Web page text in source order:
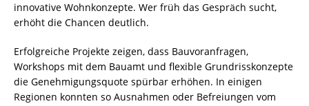
innovative Wohnkonzepte. Wer früh das Gespräch sucht,
erhöht die Chancen deutlich.
Erfolgreiche Projekte zeigen, dass Bauvoranfragen,
Workshops mit dem Bauamt und flexible Grundrisskonzepte
die Genehmigungsquote spürbar erhöhen. In einigen
Regionen konnten so Ausnahmen oder Befreiungen vom